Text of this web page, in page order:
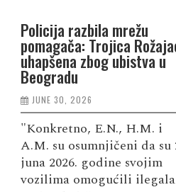
Policija razbila mrežu
pomagača: Trojica
uhapšena zbog ubistva u
Beogradu
JUNE 30, 2026
"Konkretno, E.N., H.M. i
A.M. su osumnjičeni da su
juna 2026. godine svojim
vozilima omogućili